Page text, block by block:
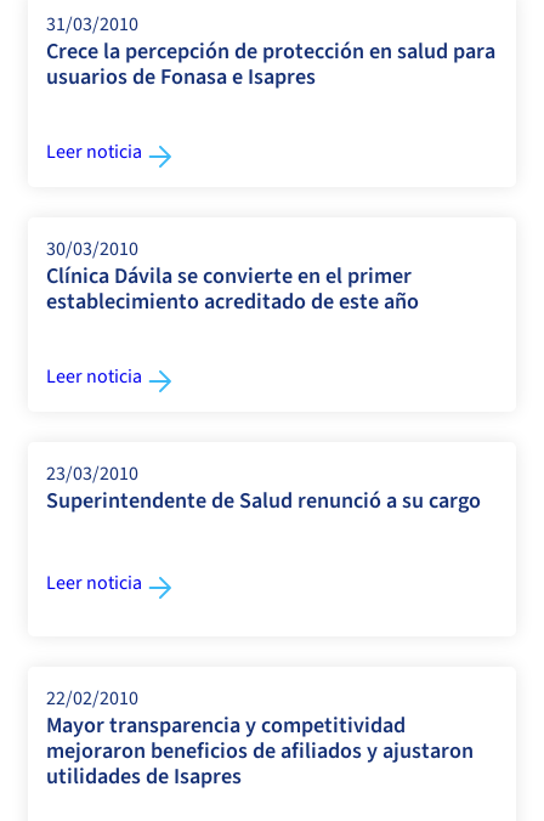
31/03/2010
Crece la percepción de protección en salud para
usuarios de Fonasa e Isapres
Leer noticia
30/03/2010
Clínica Dávila se convierte en el primer
establecimiento acreditado de este año
Leer noticia
23/03/2010
Superintendente de Salud renunció a su cargo
Leer noticia
22/02/2010
Mayor transparencia y competitividad
mejoraron beneficios de afiliados y ajustaron
utilidades de Isapres